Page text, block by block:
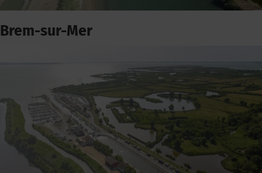
Brem-sur-Mer